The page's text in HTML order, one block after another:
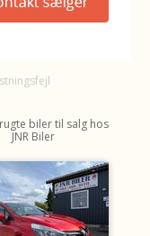
biler til salg hos
JNR Biler